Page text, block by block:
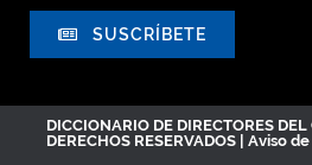
SUSCRÍBETE
DICCIONARIO DE DIRECTORES
DERECHOS RESERVADOS | Aviso